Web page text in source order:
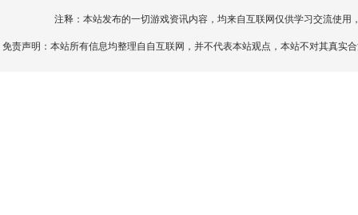
注释：本站发布的一切游戏资讯内容，均来自互联网仅供学习交流使
免责声明：本站所有信息均整理自自互联网，并不代表本站观点，本站不对其真实